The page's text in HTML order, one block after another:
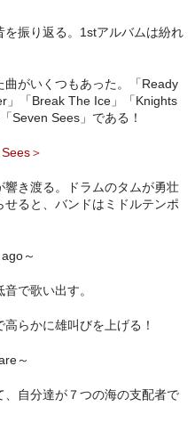
を振り返る。1stアルバムは紛れ
がいくつもあった。「Ready
」「Break The Ice」「Knights
Seven Sees」である！
＞
き渡る。ドラムのタムが勇壮
ると、バンドはミドルテンポ
～
で歌い出す。
らかに雄叫びを上げる！
～
自分達が７つの海の支配者で